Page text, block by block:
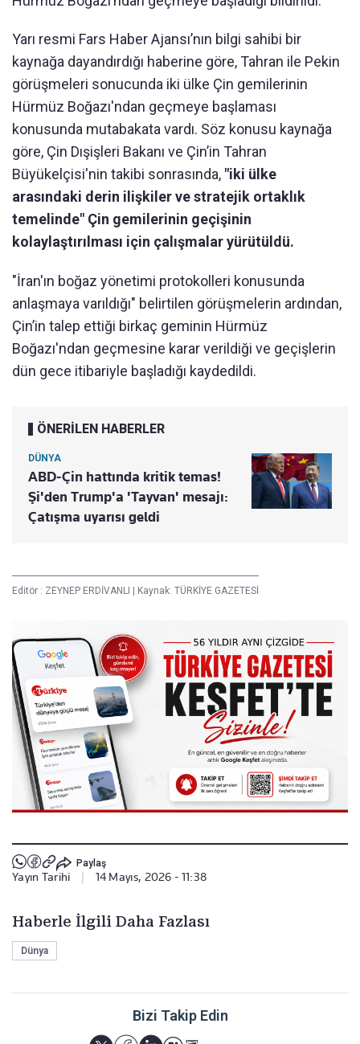
Yarı resmi Fars Haber Ajansı’nın bilgi sahibi bir
kaynağa dayandırdığı haberine göre, Tahran ile Pekin
görüşmeleri sonucunda iki ülke Çin gemilerinin
Hürmüz Boğazı'ndan geçmeye başlaması
konusunda mutabakata vardı. Söz konusu kaynağa
göre, Çin Dışişleri Bakanı ve Çin’in Tahran
Büyükelçisi'nin takibi sonrasında, "iki ülke
arasındaki derin ilişkiler ve stratejik ortaklık
temelinde" Çin gemilerinin geçişinin
kolaylaştırılması için çalışmalar yürütüldü.
"İran'ın boğaz yönetimi protokolleri konusunda
anlaşmaya varıldığı" belirtilen görüşmelerin ardından,
Çin’in talep ettiği birkaç geminin Hürmüz
Boğazı'ndan geçmesine karar verildiği ve geçişlerin
dün gece itibariyle başladığı kaydedildi.
ÖNERİLEN HABERLER
DÜNYA
ABD-Çin hattında kritik temas!
Şi'den Trump'a 'Tayvan' mesajı:
Çatışma uyarısı geldi
Editör : ZEYNEP ERDİVANLI | Kaynak: TÜRKİYE GAZETESİ
Paylaş
Yayın Tarihi 14 Mayıs, 2026 - 11:38
Haberle İlgili Daha Fazlası
Dünya
Bizi Takip Edin